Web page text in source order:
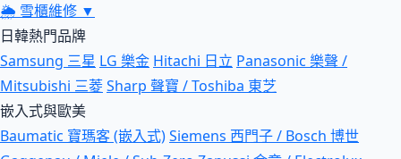
🌦 雪櫃維修 ▼
日韓熱門品牌
Samsung 三星 LG 樂金 Hitachi 日立 Panasonic 樂聲 /
Mitsubishi 三菱Sharp 聲寶 / Toshiba 東芝
嵌入式與歐美
Baumatic 寶瑪客 (嵌入式)Siemens 西門子 / Bosch 博世